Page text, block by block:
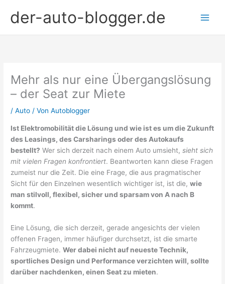
Inhaltder-auto-blogger.de
Mehr als nur eine Übergangslösung
– der Seat zur Miete
/Auto / VonAutoblogger
Ist Elektromobilität die Lösung und wie ist es um die Zukunft
des Leasings, des Carsharings oder des Autokaufs
bestellt? Wer sich derzeit nach einem Auto umsieht,sieht sich
mit vielen Fragen konfrontiert. Beantworten kann diese Fragen
zumeist nur die Zeit. Die eine Frage, die aus pragmatischer
Sicht für den Einzelnen wesentlich wichtiger ist, ist die,wie
man stilvoll, flexibel, sicher und sparsam von A nach B
kommt.
Eine Lösung, die sich derzeit, gerade angesichts der vielen
offenen Fragen, immer häufiger durchsetzt, ist die smarte
Fahrzeugmiete.Wer dabei nicht auf neueste Technik,
sportliches Design und Performance verzichten will, sollte
darüber nachdenken, einen Seat zu mieten.